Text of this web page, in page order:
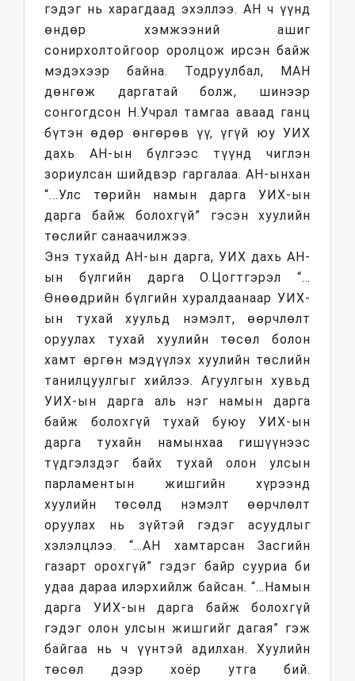
гэдэг нь харагдаад эхэллээ. АН ч үүнд
өндөр хэмжээний ашиг
сонирхолтойгоор оролцож ирсэн байж
мэдэхээр байна. Тодруулбал, МАН
дөнгөж даргатай болж, шинээр
сонгогдсон Н.Учрал тамгаа аваад ганц
бүтэн өдөр өнгөрөв үү, үгүй юу УИХ
дахь АН-ын бүлгээс түүнд чиглэн
зориулсан шийдвэр гаргалаа. АН-ынхан
“...Улс төрийн намын дарга УИХ-ын
дарга байж болохгүй” гэсэн хуулийн
төслийг санаачилжээ.
Энэ тухайд АН-ын дарга, УИХ дахь АН-
ын бүлгийн дарга О.Цогтгэрэл “…
Өнөөдрийн бүлгийн хуралдаанаар УИХ-
ын тухай хуульд нэмэлт, өөрчлөлт
оруулах тухай хуулийн төсөл болон
хамт өргөн мэдүүлэх хуулийн төслийн
танилцуулгыг хийлээ. Агуулгын хувьд
УИХ-ын дарга аль нэг намын дарга
байж болохгүй тухай буюу УИХ-ын
дарга тухайн намынхаа гишүүнээс
түдгэлздэг байх тухай олон улсын
парламентын жишгийн хүрээнд
хуулийн төсөлд нэмэлт өөрчлөлт
оруулах нь зүйтэй гэдэг асуудлыг
хэлэлцлээ. “…АН хамтарсан Засгийн
газарт орохгүй” гэдэг байр сууриа би
удаа дараа илэрхийлж байсан. “…Намын
дарга УИХ-ын дарга байж болохгүй
гэдэг олон улсын жишгийг дагая” гэж
байгаа нь ч үүнтэй адилхан. Хуулийн
төсөл дээр хоёр утга бий.